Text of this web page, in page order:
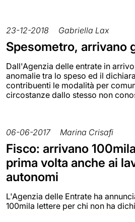
23-12-2018 Gabriella Lax
Spesometro, arrivano
Dall'Agenzia delle entrate in
anomalie tra lo speso ed il
contribuenti le modalità per
circostanze dallo stesso non
06-06-2017 Marina Crisafi
Fisco: arrivano
prima volta anche ai
autonomi
L'Agenzia delle Entrate ha
100mila lettere per chi non ha